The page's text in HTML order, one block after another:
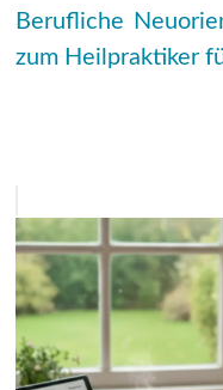
Berufliche
zum Heilpraktiker